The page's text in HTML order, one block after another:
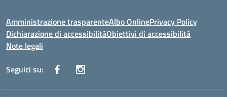
Amministrazione trasparenteAlbo OnlinePrivacy Policy
Dichiarazione di accessibilitàObiettivi di accessibilità
Note legali
Seguici su: